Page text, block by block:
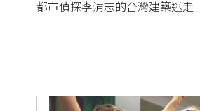
都市偵探李清志的台灣建築迷走